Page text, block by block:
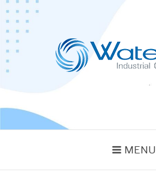
Pular
para
conteúdo
MENU